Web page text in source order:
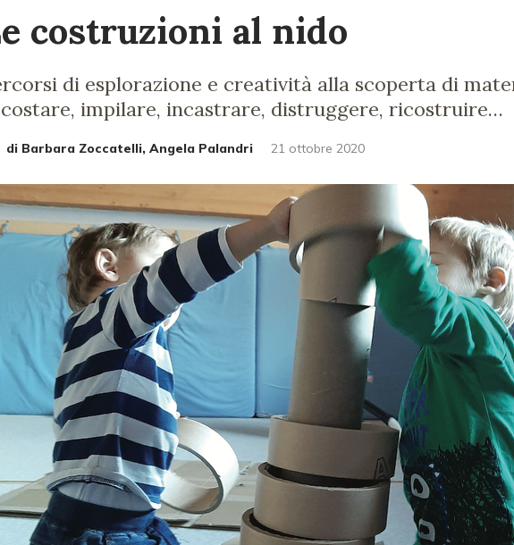
costruzioni al nido
di esplorazione e creatività alla scoperta di
impilare, incastrare, distruggere, ricostruire…
di Barbara Zoccatelli, Angela Palandri 21 ottobre 2020